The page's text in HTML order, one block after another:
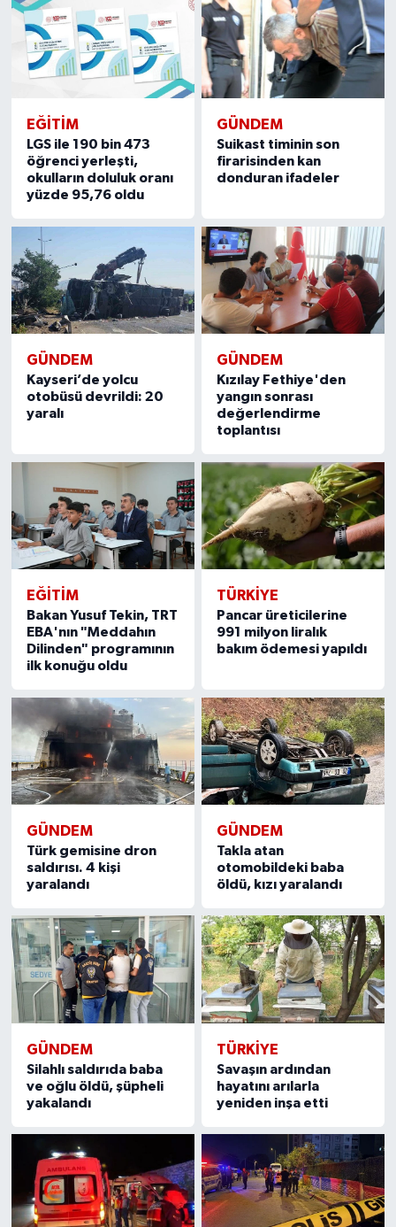
EĞITIM
LGS ile 190 bin 473
öğrenci yerleşti,
okulların doluluk oranı
yüzde 95,76 oldu
GÜNDEM
Suikast timinin son
firarisinden kan
donduran ifadeler
GÜNDEM
Kayseri’de yolcu
otobüsü devrildi: 20
yaralı
GÜNDEM
Kızılay Fethiye'den
yangın sonrası
değerlendirme
toplantısı
EĞITIM
Bakan Yusuf Tekin, TRT
EBA'nın "Meddahın
Dilinden" programının
ilk konuğu oldu
TÜRKIYE
Pancar üreticilerine
991 milyon liralık
bakım ödemesi yapıldı
GÜNDEM
Türk gemisine dron
saldırısı. 4 kişi
yaralandı
GÜNDEM
Takla atan
otomobildeki baba
öldü, kızı yaralandı
GÜNDEM
Silahlı saldırıda baba
ve oğlu öldü, şüpheli
yakalandı
TÜRKIYE
Savaşın ardından
hayatını arılarla
yeniden inşa etti